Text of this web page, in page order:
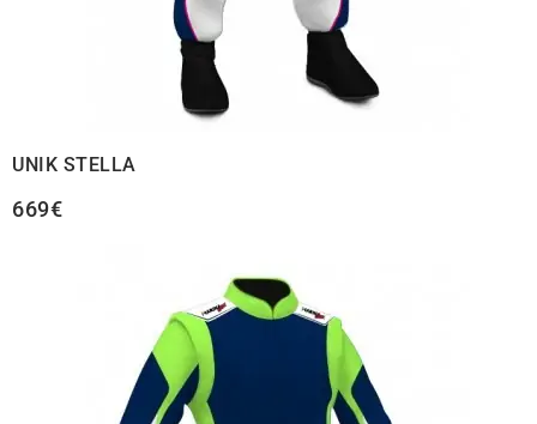
UNIK STELLA
669€